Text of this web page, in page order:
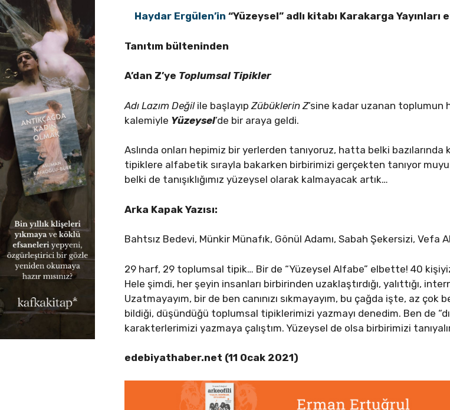
Haydar Ergülen’in “Yüzeysel” adlı kitabı Karakarga Yayınları
Tanıtım bülteninden
A’dan Z’ye Toplumsal Tipikler
Adı Lazım Değilile başlayıpZübüklerin Z’sine kadar uzanan toplumun
kalemiyle Yüzeysel’de bir araya geldi.
Aslında onları hepimiz bir yerlerden tanıyoruz, hatta belki
tipiklere alfabetik sırayla bakarken birbirimizi gerçekten tanıyor
belki de tanışıklığımız yüzeysel olarak kalmayacak artık…
Arka Kapak Yazısı:
Bahtsız Bedevi, Münkir Münafık, Gönül Adamı, Sabah Şekersizi, Vefa
29 harf, 29 toplumsal tipik… Bir de “Yüzeysel Alfabe” elbette! 40
Hele şimdi, her şeyin insanları birbirinden uzaklaştırdığı, yalıttığı,
Uzatmayayım, bir de ben canınızı sıkmayayım, bu çağda işte, az
bildiği, düşündüğü toplumsal tipiklerimizi yazmayı denedim. Ben de
karakterlerimizi yazmaya çalıştım. Yüzeysel de olsa birbirimizi
edebiyathaber.net (11 Ocak 2021)